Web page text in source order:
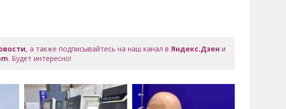
, а также подписывайтесь на наш канал вЯндекс.Дзен и
. Будет интересно!